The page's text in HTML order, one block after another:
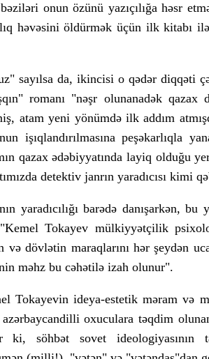
onun özünü yazıçılığa həsr
həvəsini öldürmək üçün ilk kitabı
sayılsa da, ikincisi o qədər diqqəti
romanı "nəşr olunanadək
atam yeni yönümdə ilk addım
işıqlandırılmasına peşəkarlıqla
qazax ədəbiyyatında layiq olduğu
detektiv janrın yaradıcısı kimi
yaradıcılığı barədə danışarkən, bu
Tokayev mülkiyyətçilik
dövlətin maraqlarını hər şeydən
məhz bu cəhətilə izah olunur".
Tokayevin ideya-estetik məram və
oxuculara təqdim
ki, söhbət sovet